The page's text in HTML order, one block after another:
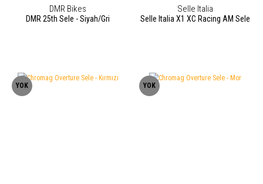
DMR Bikes
DMR 25th Sele - Siyah/Gri
Selle Italia
Selle Italia X1 XC Racing AM Sele
YOK YOK